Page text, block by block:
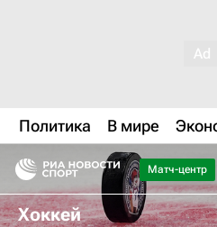
Политика В мире
Матч-центр
Хоккей